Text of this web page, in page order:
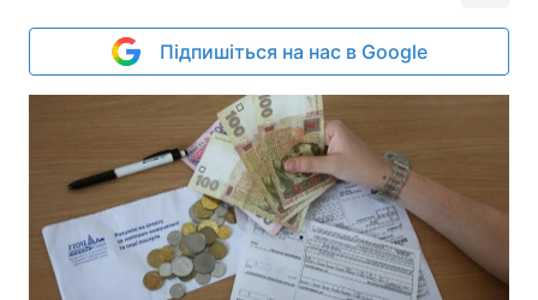
Підпишіться на нас в Google